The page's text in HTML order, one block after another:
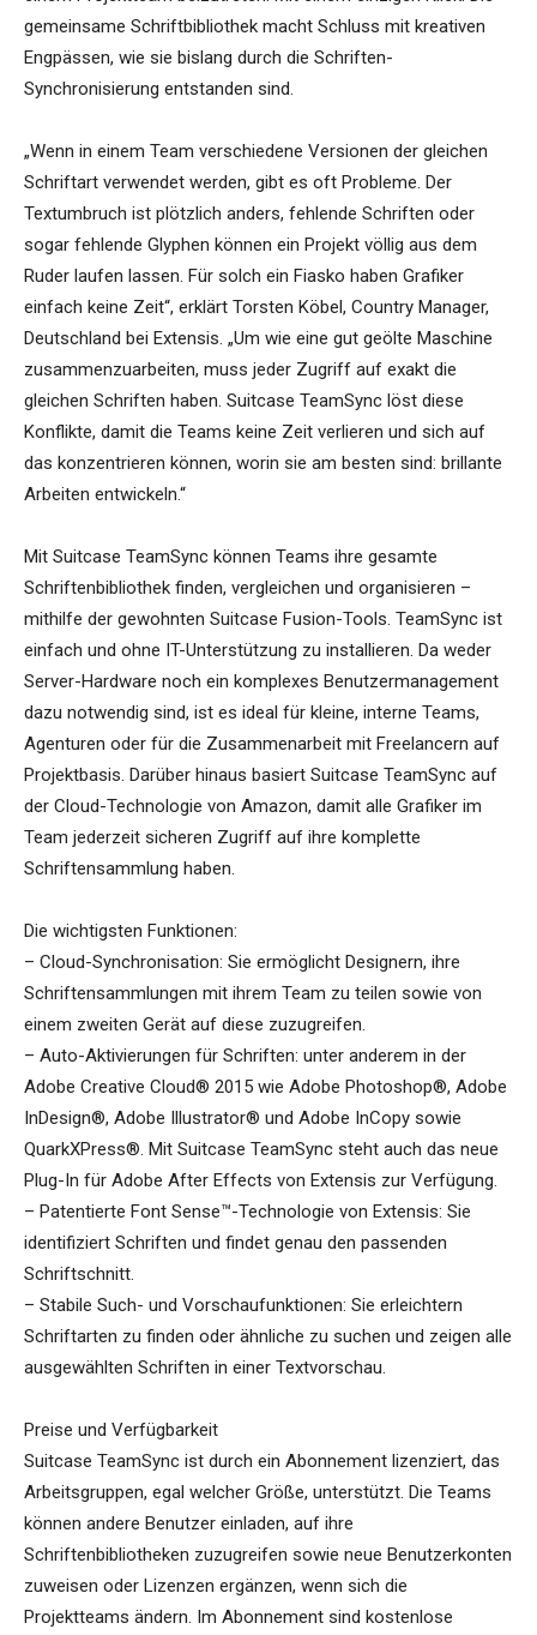
gemeinsame Schriftbibliothek macht Schluss mit kreativen
Engpässen, wie sie bislang durch die Schriften-
Synchronisierung entstanden sind.
„Wenn in einem Team verschiedene Versionen der gleichen
Schriftart verwendet werden, gibt es oft Probleme. Der
Textumbruch ist plötzlich anders, fehlende Schriften oder
sogar fehlende Glyphen können ein Projekt völlig aus dem
Ruder laufen lassen. Für solch ein Fiasko haben Grafiker
einfach keine Zeit“, erklärt Torsten Köbel, Country Manager,
Deutschland bei Extensis. „Um wie eine gut geölte Maschine
zusammenzuarbeiten, muss jeder Zugriff auf exakt die
gleichen Schriften haben. Suitcase TeamSync löst diese
Konflikte, damit die Teams keine Zeit verlieren und sich auf
das konzentrieren können, worin sie am besten sind: brillante
Arbeiten entwickeln.“
Mit Suitcase TeamSync können Teams ihre gesamte
Schriftenbibliothek finden, vergleichen und organisieren –
mithilfe der gewohnten Suitcase Fusion-Tools. TeamSync ist
einfach und ohne IT-Unterstützung zu installieren. Da weder
Server-Hardware noch ein komplexes Benutzermanagement
dazu notwendig sind, ist es ideal für kleine, interne Teams,
Agenturen oder für die Zusammenarbeit mit Freelancern auf
Projektbasis. Darüber hinaus basiert Suitcase TeamSync auf
der Cloud-Technologie von Amazon, damit alle Grafiker im
Team jederzeit sicheren Zugriff auf ihre komplette
Schriftensammlung haben.
Die wichtigsten Funktionen:
– Cloud-Synchronisation: Sie ermöglicht Designern, ihre
Schriftensammlungen mit ihrem Team zu teilen sowie von
einem zweiten Gerät auf diese zuzugreifen.
– Auto-Aktivierungen für Schriften: unter anderem in der
Adobe Creative Cloud® 2015 wie Adobe Photoshop®, Adobe
InDesign®, Adobe Illustrator® und Adobe InCopy sowie
QuarkXPress®. Mit Suitcase TeamSync steht auch das neue
Plug-In für Adobe After Effects von Extensis zur Verfügung.
– Patentierte Font Sense™-Technologie von Extensis: Sie
identifiziert Schriften und findet genau den passenden
Schriftschnitt.
– Stabile Such- und Vorschaufunktionen: Sie erleichtern
Schriftarten zu finden oder ähnliche zu suchen und zeigen alle
ausgewählten Schriften in einer Textvorschau.
Preise und Verfügbarkeit
Suitcase TeamSync ist durch ein Abonnement lizenziert, das
Arbeitsgruppen, egal welcher Größe, unterstützt. Die Teams
können andere Benutzer einladen, auf ihre
Schriftenbibliotheken zuzugreifen sowie neue Benutzerkonten
zuweisen oder Lizenzen ergänzen, wenn sich die
Projektteams ändern. Im Abonnement sind kostenlose